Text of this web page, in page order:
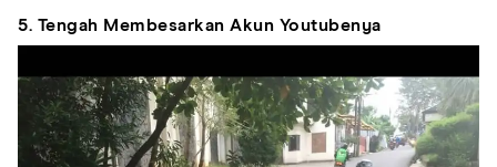
5. Tengah Membesarkan Akun Youtubenya